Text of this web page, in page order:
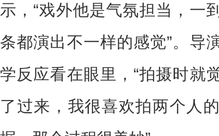
示，“戏外他是气氛担当，一
条都演出不一样的感觉”。导
学反应看在眼里，“拍摄时就
了过来，我很喜欢拍两个人